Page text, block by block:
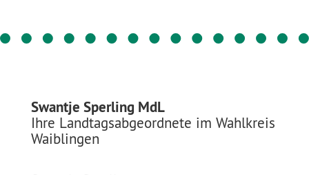
Swantje Sperling MdL
Ihre Landtagsabgeordnete im Wahlkreis
Waiblingen